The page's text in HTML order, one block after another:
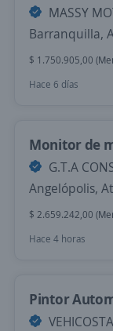
MASSY
Barranquilla,
$ 1.750.905,00
Hace 6 días
Monitor de
G.T.A
Angelópolis,
$ 2.659.242,00
Hace 4 horas
Pintor